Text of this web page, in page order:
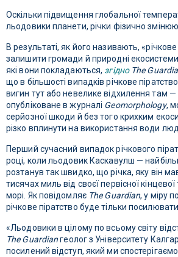
Оскільки підвищення глобальної
льодовики планети, річки фізично
В результаті, як його називають,
залишити громади й природні
які вони покладаються, згідно The
що в більшості випадків річкове
вигин тут або невелике відхилення там —
опубліковане в журналі Geomorphology,
серйозної шкоди й без того крихким
різко вплинути на використання води
Перший сучасний випадок річкового
році, коли льодовик Каскавулш —
розтанув так швидко, що річка, яку він
тисячах миль від своєї первісної
морі. Як повідомляє The Guardian, у міру
річкове піратство буде тільки
«Льодовики в цілому по всьому світу
The Guardianгеолог з Університету
посилений відступ, який ми